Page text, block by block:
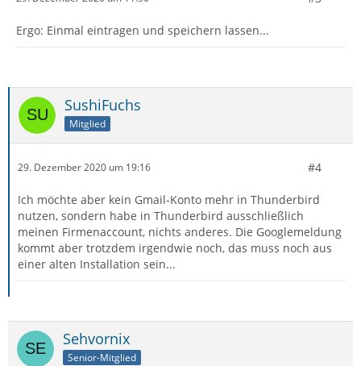
Ergo: Einmal eintragen und speichern lassen...
SushiFuchs
Mitglied
29. Dezember 2020 um 19:16 #4
Ich möchte aber kein Gmail-Konto mehr in Thunderbird
nutzen, sondern habe in Thunderbird ausschließlich
meinen Firmenaccount, nichts anderes. Die Googlemeldung
kommt aber trotzdem irgendwie noch, das muss noch aus
einer alten Installation sein...
Sehvornix
Senior-Mitglied